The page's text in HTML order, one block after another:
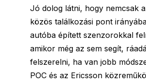
Jó dolog látni, hogy nemcsak
közös találkozási pont
autóba épített szenzorokkal
amikor még az sem segít,
felszerelni, ha van jobb
POC és az Ericsson